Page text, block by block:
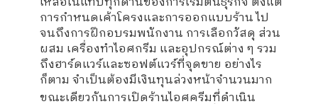
การกำหนดเค้าโครงและการออกแบบร้าน ไป
จนถึงการฝึกอบรมพนักงาน การเลือกวัสดุ ส่วน
ผสม เครื่องทำไอศกรีม และอุปกรณ์ต่าง ๆ รวม
ถึงฮาร์ดแวร์และซอฟต์แวร์ที่จุดขาย อย่างไร
ก็ตาม จำเป็นต้องมีเงินทุนล่วงหน้าจำนวนมาก
ขณะเดียวกันการเปิดร้านไอศครีมที่ดำเนิน